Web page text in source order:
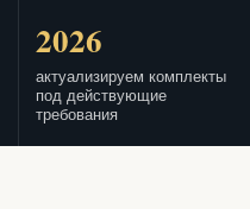
2026
актуализируем комплекты
под действующие
требования